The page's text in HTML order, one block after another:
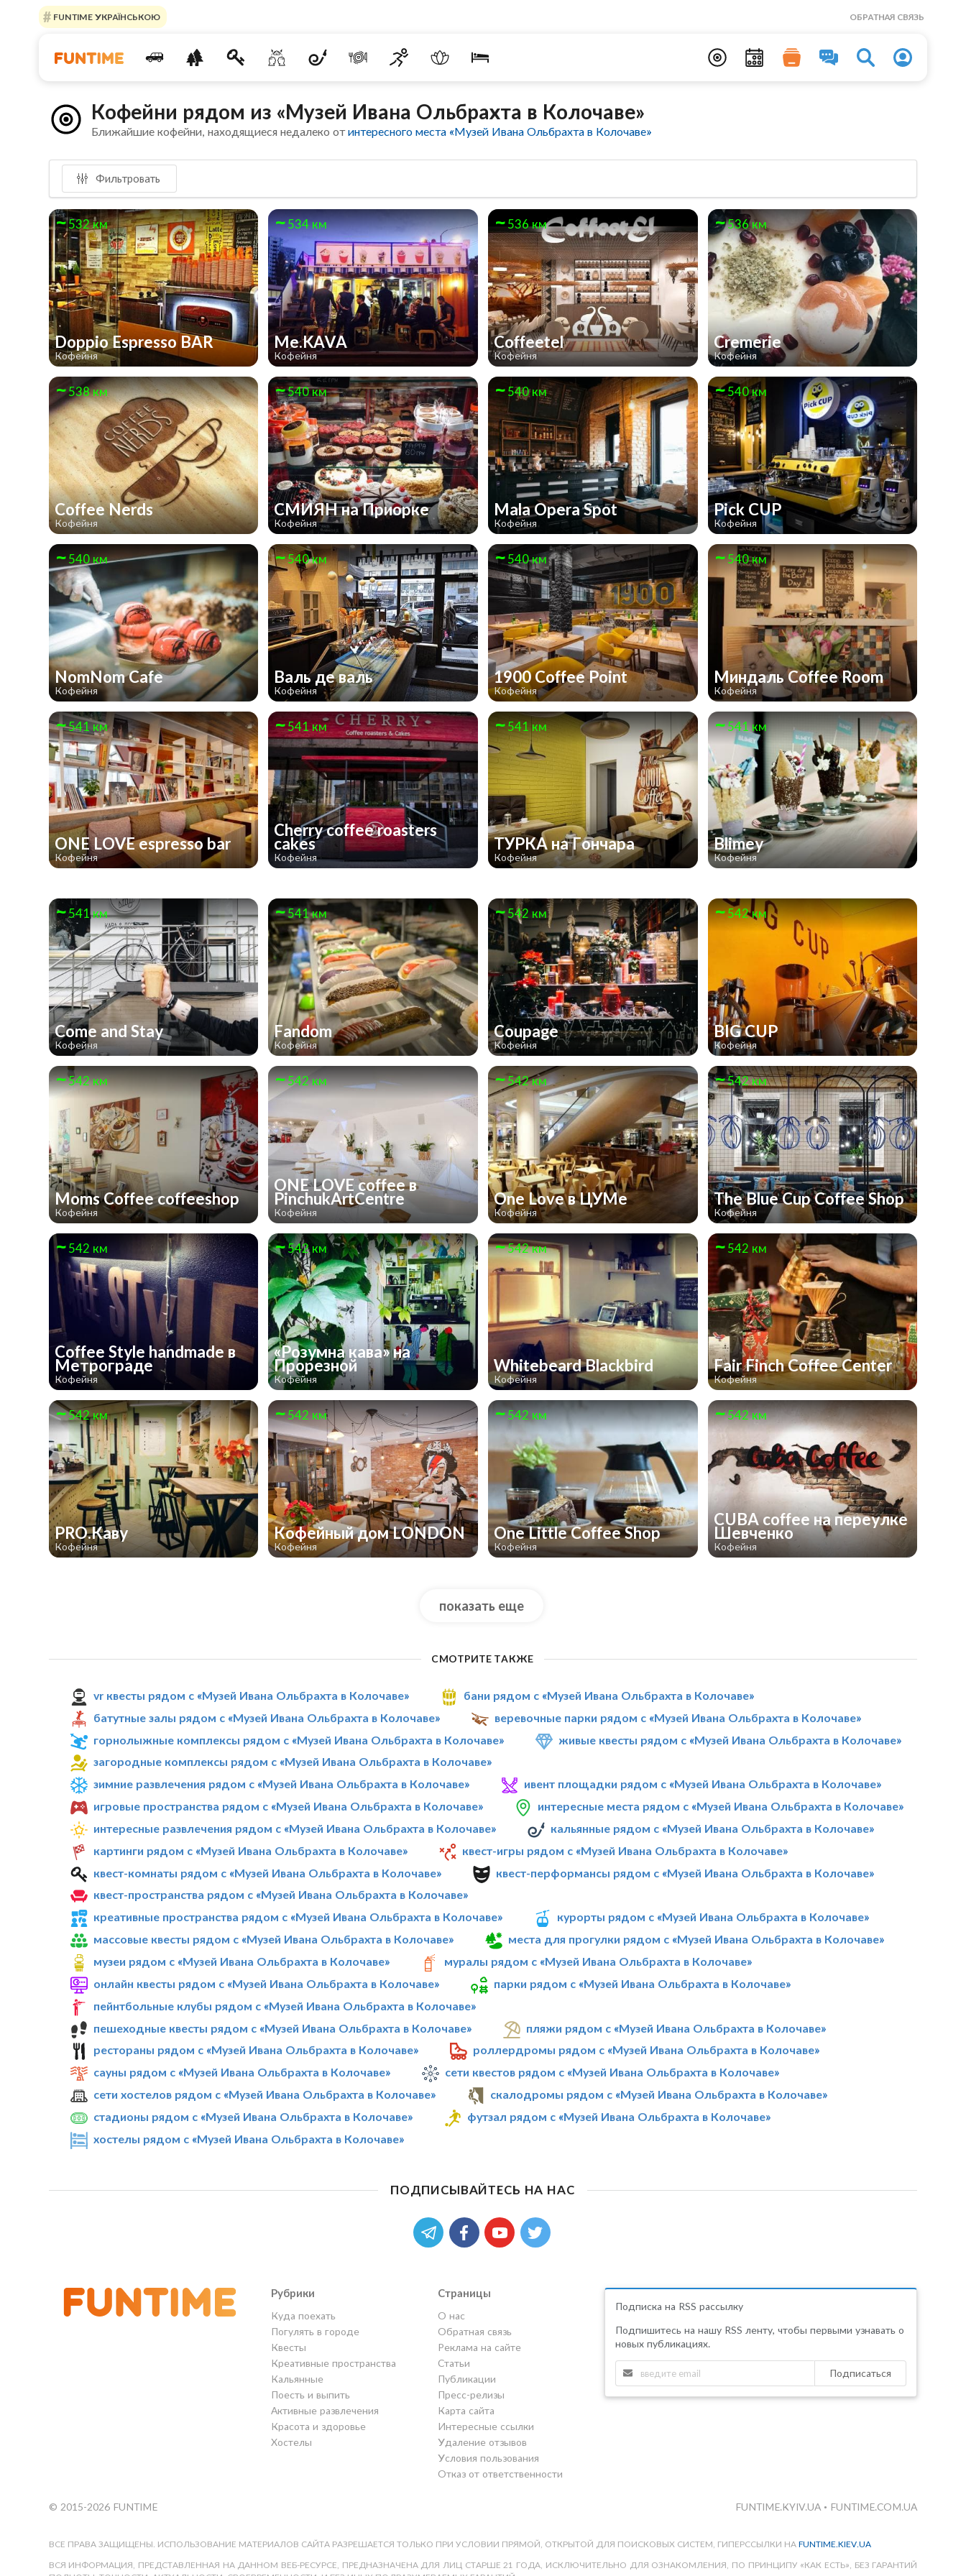
FUNTIME УКРАЇНСЬКОЮ ОБРАТНАЯ СВЯЗЬ
Кофейни рядом из «Музей Ивана Ольбрахта в Колочаве»
Ближайшие кофейни, находящиеся недалеко отинтересного места «Музей Ивана Ольбрахта в Колочаве»
Фильтровать
532 км
Doppio Espresso BAR
Кофейня
534 км
Me.KAVA
Кофейня
536 км
Coffeetel
Кофейня
536 км
Cremerie
Кофейня
538 км
Coffee Nerds
Кофейня
540 км
СМИЯН на Приорке
Кофейня
540 км
Mala Opera Spot
Кофейня
540 км
Pick CUP
Кофейня
540 км
NomNom Cafe
Кофейня
540 км
Валь де валь
Кофейня
540 км
1900 Coffee Point
Кофейня
540 км
Миндаль Coffee Room
Кофейня
541 км
ONE LOVE espresso bar
Кофейня
541 км
Cherry coffee roasters
cakes
Кофейня
541 км
ТУРКА на Гончара
Кофейня
541 км
Blimey
Кофейня
541 км
Come and Stay
Кофейня
541 км
Fandom
Кофейня
542 км
Coupage
Кофейня
542 км
BIG CUP
Кофейня
542 км
Moms Coffee coffeeshop
Кофейня
542 км
ONE LOVE coffee в
PinchukArtCentre
Кофейня
542 км
One Love в ЦУМе
Кофейня
542 км
The Blue Cup Coffee Shop
Кофейня
542 км
Coffee Style handmade в
Метрограде
Кофейня
542 км
«Розумна кава» на
Прорезной
Кофейня
542 км
Whitebeard Blackbird
Кофейня
542 км
Fair Finch Coffee Center
Кофейня
542 км
PRO.Каву
Кофейня
542 км
Кофейный дом LONDON
Кофейня
542 км
One Little Coffee Shop
Кофейня
542 км
CUBA coffee на переулке
Шевченко
Кофейня
показать еще
СМОТРИТЕ ТАКЖЕ
vr квесты рядом с «Музей Ивана Ольбрахта в Колочаве»
бани рядом с «Музей Ивана Ольбрахта в Колочаве»
батутные залы рядом с «Музей Ивана Ольбрахта в Колочаве»
веревочные парки рядом с «Музей Ивана Ольбрахта в Колочаве»
горнолыжные комплексы рядом с «Музей Ивана Ольбрахта в Колочаве»
живые квесты рядом с «Музей Ивана Ольбрахта в Колочаве»
загородные комплексы рядом с «Музей Ивана Ольбрахта в Колочаве»
зимние развлечения рядом с «Музей Ивана Ольбрахта в Колочаве»
ивент площадки рядом с «Музей Ивана Ольбрахта в Колочаве»
игровые пространства рядом с «Музей Ивана Ольбрахта в Колочаве»
интересные места рядом с «Музей Ивана Ольбрахта в Колочаве»
интересные развлечения рядом с «Музей Ивана Ольбрахта в Колочаве»
кальянные рядом с «Музей Ивана Ольбрахта в Колочаве»
картинги рядом с «Музей Ивана Ольбрахта в Колочаве»
квест-игры рядом с «Музей Ивана Ольбрахта в Колочаве»
квест-комнаты рядом с «Музей Ивана Ольбрахта в Колочаве»
квест-перформансы рядом с «Музей Ивана Ольбрахта в Колочаве»
квест-пространства рядом с «Музей Ивана Ольбрахта в Колочаве»
креативные пространства рядом с «Музей Ивана Ольбрахта в Колочаве»
курорты рядом с «Музей Ивана Ольбрахта в Колочаве»
массовые квесты рядом с «Музей Ивана Ольбрахта в Колочаве»
места для прогулки рядом с «Музей Ивана Ольбрахта в Колочаве»
музеи рядом с «Музей Ивана Ольбрахта в Колочаве»
муралы рядом с «Музей Ивана Ольбрахта в Колочаве»
онлайн квесты рядом с «Музей Ивана Ольбрахта в Колочаве»
парки рядом с «Музей Ивана Ольбрахта в Колочаве»
пейнтбольные клубы рядом с «Музей Ивана Ольбрахта в Колочаве»
пешеходные квесты рядом с «Музей Ивана Ольбрахта в Колочаве»
пляжи рядом с «Музей Ивана Ольбрахта в Колочаве»
рестораны рядом с «Музей Ивана Ольбрахта в Колочаве»
роллердромы рядом с «Музей Ивана Ольбрахта в Колочаве»
сауны рядом с «Музей Ивана Ольбрахта в Колочаве»
сети квестов рядом с «Музей Ивана Ольбрахта в Колочаве»
сети хостелов рядом с «Музей Ивана Ольбрахта в Колочаве»
скалодромы рядом с «Музей Ивана Ольбрахта в Колочаве»
стадионы рядом с «Музей Ивана Ольбрахта в Колочаве»
футзал рядом с «Музей Ивана Ольбрахта в Колочаве»
хостелы рядом с «Музей Ивана Ольбрахта в Колочаве»
ПОДПИСЫВАЙТЕСЬ НА НАС
Рубрики
Куда поехать
Погулять в городе
Квесты
Креативные пространства
Кальянные
Поесть и выпить
Активные развлечения
Красота и здоровье
Хостелы
Страницы
О нас
Обратная связь
Реклама на сайте
Статьи
Публикации
Пресс-релизы
Карта сайта
Интересные ссылки
Удаление отзывов
Условия пользования
Отказ от ответственности
Подписка на RSS рассылку
Подпишитесь на нашу RSS ленту, чтобы первыми узнавать о
новых публикациях.
Подписаться
© 2015-2026 FUNTIME FUNTIME.KYIV.UA • FUNTIME.COM.UA
ВСЕ ПРАВА ЗАЩИЩЕНЫ. ИСПОЛЬЗОВАНИЕ МАТЕРИАЛОВ САЙТА РАЗРЕШАЕТСЯ ТОЛЬКО ПРИ УСЛОВИИ ПРЯМОЙ, ОТКРЫТОЙ ДЛЯ ПОИСКОВЫХ СИСТЕМ, ГИПЕРССЫЛКИ НА FUNTIME.KIEV.UA
ВСЯ ИНФОРМАЦИЯ, ПРЕДСТАВЛЕННАЯ НА ДАННОМ ВЕБ-РЕСУРСЕ, ПРЕДНАЗНАЧЕНА ДЛЯ ЛИЦ СТАРШЕ 21 ГОДА, ИСКЛЮЧИТЕЛЬНО ДЛЯ ОЗНАКОМЛЕНИЯ, ПО ПРИНЦИПУ «КАК ЕСТЬ», БЕЗ ГАРАНТИЙ